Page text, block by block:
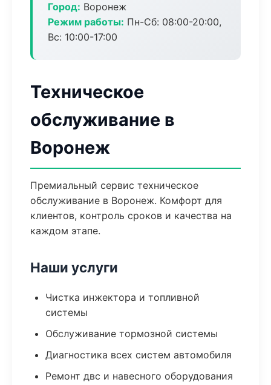
Город: Воронеж
Режим работы: Пн-Сб: 08:00-20:00,
Вс: 10:00-17:00
Техническое
обслуживание в
Воронеж
Премиальный сервис техническое
обслуживание в Воронеж. Комфорт для
клиентов, контроль сроков и качества на
каждом этапе.
Наши услуги
Чистка инжектора и топливной
системы
Обслуживание тормозной системы
Диагностика всех систем автомобиля
Ремонт двс и навесного оборудования